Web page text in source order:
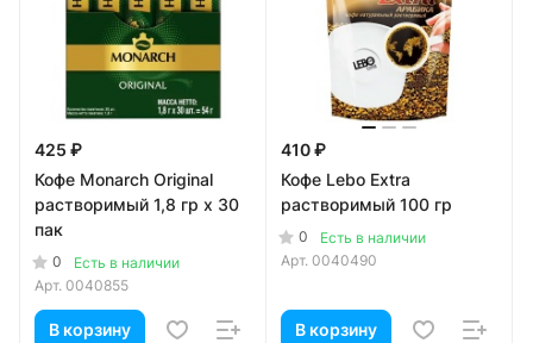
425 ₽
Кофе Monarch Original
растворимый 1,8 гр х 30
пак
0
Есть в наличии
Арт. 0040855
В корзину
410 ₽
Кофе Lebo Extra
растворимый 100 гр
0
Есть в наличии
Арт. 0040490
В корзину